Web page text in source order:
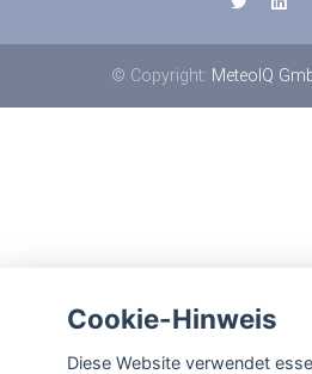
© Copyright: MeteoIQ
Cookie-Hinweis
Diese Website verwendet